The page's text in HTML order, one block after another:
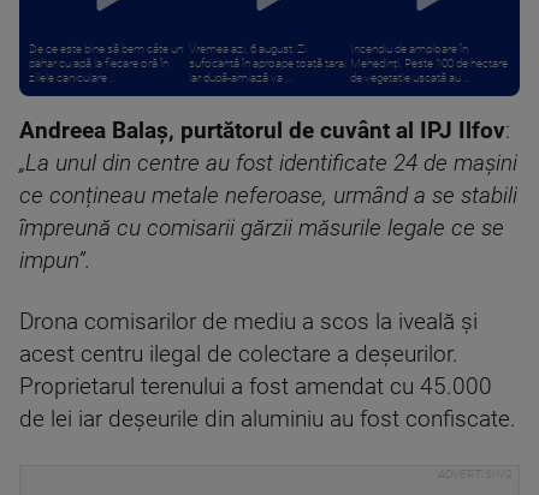
De ce este bine să bem câte un
pahar cu apă la fiecare oră în
zilele caniculare ...
Vremea azi, 6 august. Zi
sufocantă în aproape toată țara,
iar după-amiază va ...
Incendiu de amploare în
Mehedinți. Peste 100 de hectare
de vegetație uscată au ...
Andreea Balaș, purtătorul de cuvânt al IPJ Ilfov:
„La unul din centre au fost identificate 24 de mașini
ce conțineau metale neferoase, urmând a se stabili
împreună cu comisarii gărzii măsurile legale ce se
impun”.
Drona comisarilor de mediu a scos la iveală și
acest centru ilegal de colectare a deșeurilor.
Proprietarul terenului a fost amendat cu 45.000
de lei iar deșeurile din aluminiu au fost confiscate.